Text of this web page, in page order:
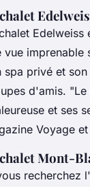
vue imprenable
spa privé et
d'amis. "Le
et ses
Voyage
Mont-
recherchez